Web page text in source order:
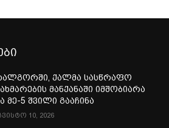
ქალმა სასწრაფო
მანქანაში იმშობიარა
მე-5 შვილი გააჩინა
10, 2026